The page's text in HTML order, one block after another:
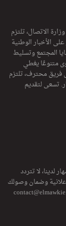
الاتصال، تلتزم
الأخبار الوطنية
المجتمع وتسليط
متنوعًا يغطي
فريق محترف، تلتزم
تسعى لتقديم
لا تتردد
وضمان وصولك